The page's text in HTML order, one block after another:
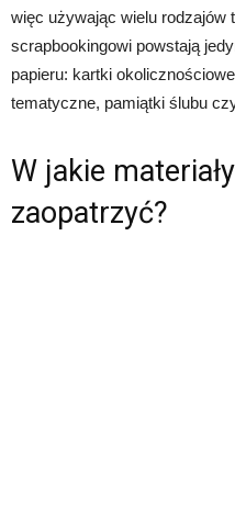
więc używając wielu rodzajów
scrapbookingowi powstają
papieru: kartki
tematyczne, pamiątki ślubu
W jakie
zaopatrzyć?